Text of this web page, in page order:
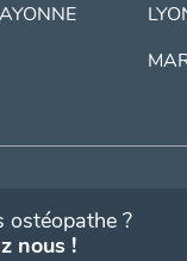
ostéopathe ?
nous !